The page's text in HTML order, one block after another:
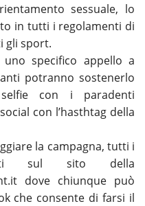
sessuale, lo
in tutti i regolamenti di
gli sport.
specifico appello a
potranno sostenerlo
con i paradenti
con l’hasthtag della
la campagna, tutti i
sul sito della
dove chiunque può
che consente di farsi il